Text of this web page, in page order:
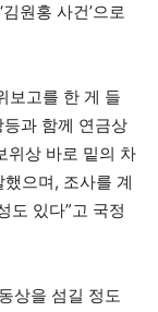
원홍 사건’으로
보고를 한 게 들
과 함께 연금상
위상 바로 밑의 차
으며, 조사를 계
도 있다”고 국정
상을 섬길 정도